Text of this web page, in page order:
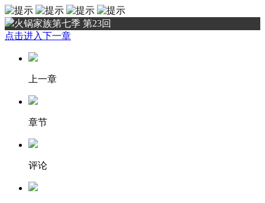
火锅家族第七季 第23回
点击进入下一章
上一章
章节
评论